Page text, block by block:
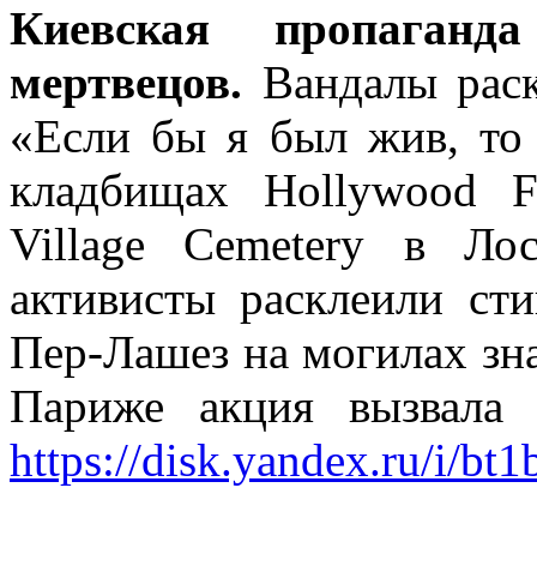
Киевская
мертвецов. Вандалы
«Если бы я был жив, то
кладбищах Hollywood
Village Cemetery в
активисты расклеили
Пер-Лашез на могилах
Париже акция вызвала
https://disk.yandex.ru/i/